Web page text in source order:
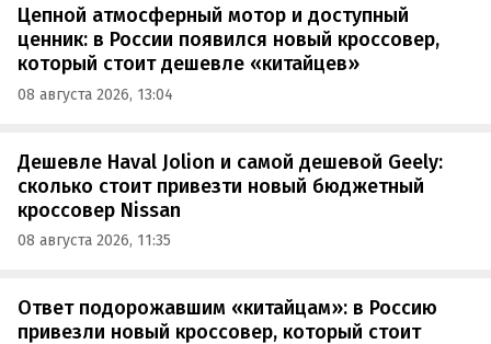
Цепной атмосферный мотор и доступный
ценник: в России появился новый кроссовер,
который стоит дешевле «китайцев»
08 августа 2026, 13:04
Дешевле Haval Jolion и самой дешевой Geely:
сколько стоит привезти новый бюджетный
кроссовер Nissan
08 августа 2026, 11:35
Ответ подорожавшим «китайцам»: в Россию
привезли новый кроссовер, который стоит